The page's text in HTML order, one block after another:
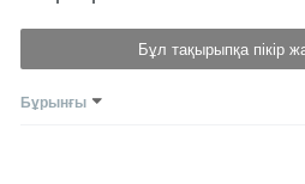
Бұл тақырыпқа пікір
Бұрынғы